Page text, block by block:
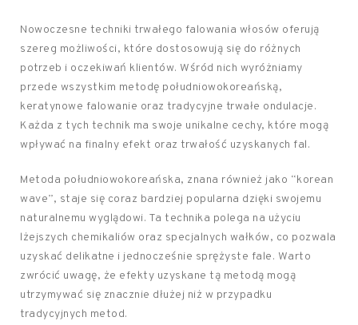
Nowoczesne techniki trwałego falowania włosów oferują
szereg możliwości, które dostosowują się do różnych
potrzeb i oczekiwań klientów. Wśród nich wyróżniamy
przede wszystkim metodę południowokoreańską,
keratynowe falowanie oraz tradycyjne trwałe ondulacje.
Każda z tych technik ma swoje unikalne cechy, które mogą
wpływać na finalny efekt oraz trwałość uzyskanych fal.
Metoda południowokoreańska, znana również jako “korean
wave”, staje się coraz bardziej popularna dzięki swojemu
naturalnemu wyglądowi. Ta technika polega na użyciu
lżejszych chemikaliów oraz specjalnych wałków, co pozwala
uzyskać delikatne i jednocześnie sprężyste fale. Warto
zwrócić uwagę, że efekty uzyskane tą metodą mogą
utrzymywać się znacznie dłużej niż w przypadku
tradycyjnych metod.